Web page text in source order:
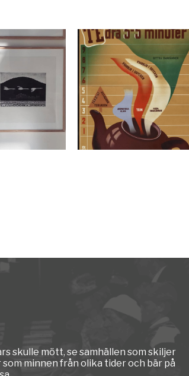
skulle mött, se samhällen som skiljer
minnen från olika tider och bär på